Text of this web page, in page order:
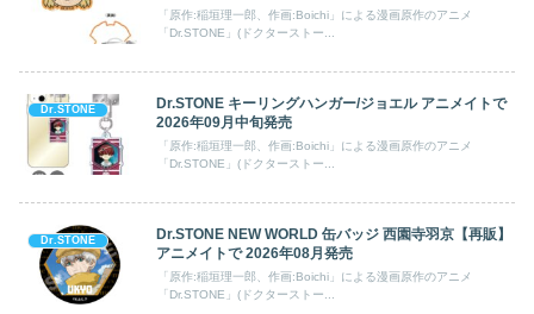
「原作:稲垣理一郎、作画:Boichi」による漫画原作のアニメ
「Dr.STONE」(ドクターストー...
Dr.STONE
Dr.STONE キーリングハンガー/ジョエル アニメイトで
2026年09月中旬発売
「原作:稲垣理一郎、作画:Boichi」による漫画原作のアニメ
「Dr.STONE」(ドクターストー...
Dr.STONE
Dr.STONE NEW WORLD 缶バッジ 西園寺羽京【再販】
アニメイトで 2026年08月発売
「原作:稲垣理一郎、作画:Boichi」による漫画原作のアニメ
「Dr.STONE」(ドクターストー...